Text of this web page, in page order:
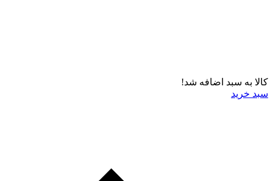
کالا به سبد اضافه شد!
سبد خرید